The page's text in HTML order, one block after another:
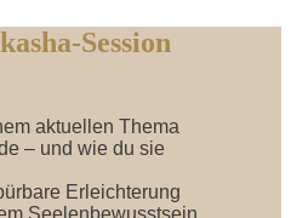
Session
aktuellen Thema
– und wie du sie
Erleichterung
Seelenbewusstsein